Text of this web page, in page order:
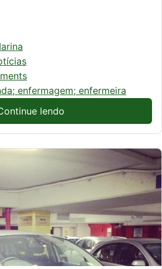
enfermagem; enfermeira
lendo